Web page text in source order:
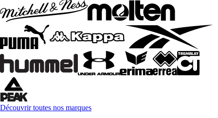
Découvrir toutes nos marques